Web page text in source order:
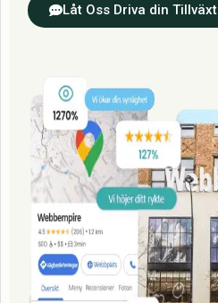
Låt Oss Driva din Tillväxt